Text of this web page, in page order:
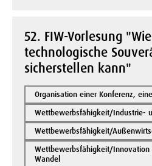
52. FIW-Vorlesung
technologische
sicherstellen kann"
Organisation einer Konferenz,
Wettbewerbsfähigkeit/Industrie-
Wettbewerbsfähigkeit/
Wettbewerbsfähigkeit/Innovation
Wandel